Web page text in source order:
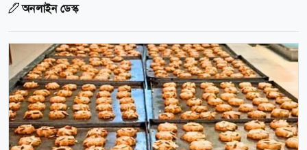
অনলাইন ডেস্ক